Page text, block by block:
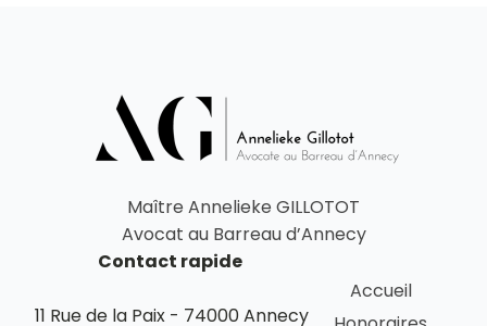
Maître Annelieke GILLOTOT
Avocat au Barreau d’Annecy
Contact rapide
11 Rue de la Paix - 74000 Annecy
Accueil